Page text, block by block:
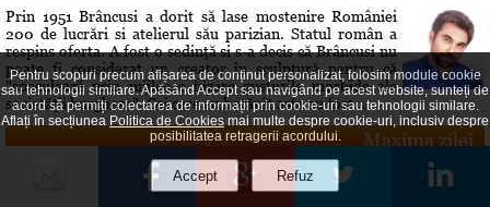
Prin 1951 Brâncusi a dorit să lase mostenire României
200 de lucrări si atelierul său parizian. Statul român a
respins oferta. A fost o sedinţă si s-a decis că Brâncusi nu
poate fi considerat un creator în sculptură pentru că
"speculează prin mijloace bizare gusturile morbide ale
societăţii burgheze". Cei care au hotărât asta au fost...
Maxima zilei
„Omul cel mai fericit e cel care-i face fericiţi pe cât mai mulţi
Pentru scopuri precum afișarea de conținut personalizat, folosim module cookie
sau tehnologii similare. Apăsând Accept sau navigând pe acest website, sunteți de
acord să permiți colectarea de informații prin cookie-uri sau tehnologii similare.
Aflați în secțiunea Politica de Cookies mai multe despre cookie-uri, inclusiv despre
posibilitatea retragerii acordului.